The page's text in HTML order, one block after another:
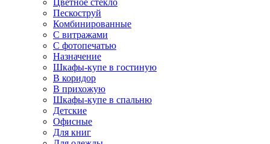
Цветное стекло
Пескоструй
Комбинированные
С витражами
С фотопечатью
Назначение
Шкафы-купе в гостиную
В коридор
В прихожую
Шкафы-купе в спальню
Детские
Офисные
Для книг